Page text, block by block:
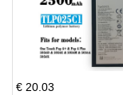
€ 20.03